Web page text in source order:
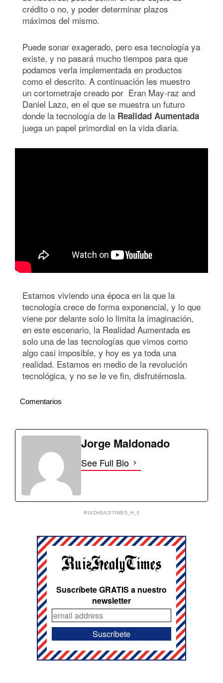
crédito o no, y poder determinar plazos
máximos del mismo.
Puede sonar exagerado, pero esa tecnología ya
existe, y no pasará mucho tiempos para que
podamos verla implementada en productos
como el descrito. A continuación les muestro
un cortometraje creado por Eran May-raz and
Daniel Lazo, en el que se muestra un futuro
donde la tecnología de la Realidad Aumentada
juega un papel primordial en la vida diaria.
Estamos viviendo una época en la que la
tecnología crece de forma exponencial, y lo que
viene por delante solo lo limita la imaginación,
en este escenario, la Realidad Aumentada es
solo una de las tecnologías que vimos como
algo casi imposible, y hoy es ya toda una
realidad. Estamos en medio de la revolución
tecnológica, y no se le ve fin, disfrutémosla.
Comentarios
Jorge Maldonado
See Full Bio
RUIZHEALYTIMES_H_0
Suscríbete GRATIS a nuestro
newsletter